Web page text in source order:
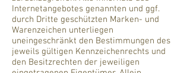
Internetangebotes genannten und ggf.
durch Dritte geschützten Marken- und
Warenzeichen unterliegen
uneingeschränkt den Bestimmungen des
jeweils gültigen Kennzeichenrechts und
den Besitzrechten der jeweiligen